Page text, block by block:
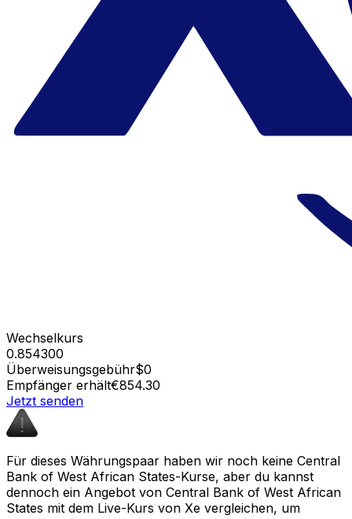
Wechselkurs
0.854300
Überweisungsgebühr$0
Empfänger erhält€854.30
Jetzt senden
Für dieses Währungspaar haben wir noch keine Central
Bank of West African States-Kurse, aber du kannst
dennoch ein Angebot von Central Bank of West African
States mit dem Live-Kurs von Xe vergleichen, um